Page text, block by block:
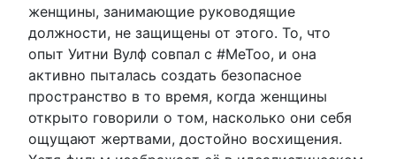
женщины, занимающие руководящие
должности, не защищены от этого. То, что
опыт Уитни Вулф совпал с #MeToo, и она
активно пыталась создать безопасное
пространство в то время, когда женщины
открыто говорили о том, насколько они себя
ощущают жертвами, достойно восхищения.